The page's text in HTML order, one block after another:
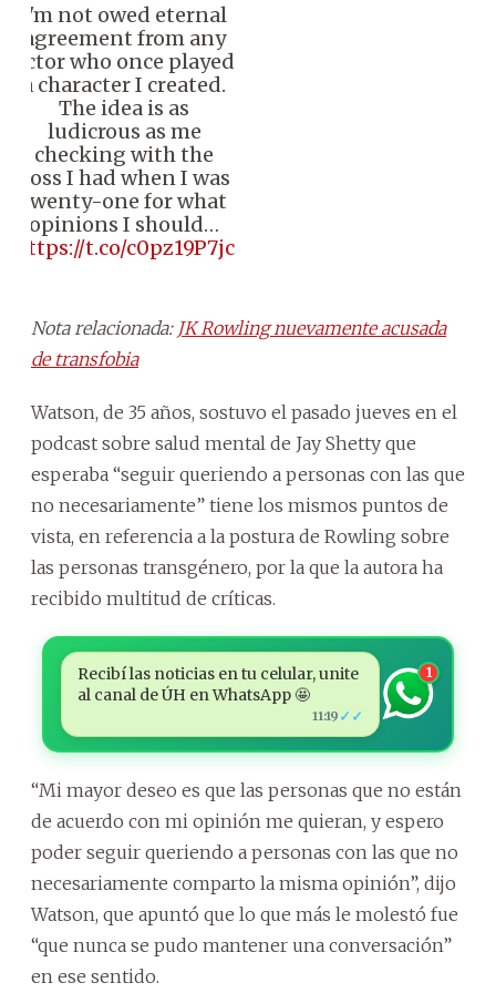
I'm not owed eternal
agreement from any
actor who once played
a character I created.
The idea is as
ludicrous as me
checking with the
boss I had when I was
twenty-one for what
opinions I should…
https://t.co/c0pz19P7jc
Nota relacionada: JK Rowling nuevamente acusada
de transfobia
Watson, de 35 años, sostuvo el pasado jueves en el
podcast sobre salud mental de Jay Shetty que
esperaba “seguir queriendo a personas con las que
no necesariamente” tiene los mismos puntos de
vista, en referencia a la postura de Rowling sobre
las personas transgénero, por la que la autora ha
recibido multitud de críticas.
Recibí las noticias en tu celular, unite
al canal de ÚH en WhatsApp 🤩
11:19 ✓✓
1
“Mi mayor deseo es que las personas que no están
de acuerdo con mi opinión me quieran, y espero
poder seguir queriendo a personas con las que no
necesariamente comparto la misma opinión”, dijo
Watson, que apuntó que lo que más le molestó fue
“que nunca se pudo mantener una conversación”
en ese sentido.